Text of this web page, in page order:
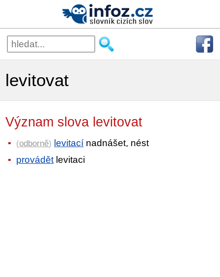
levitovat
Význam slova levitovat
(odborně) levitací nadnášet, nést
provádět levitaci